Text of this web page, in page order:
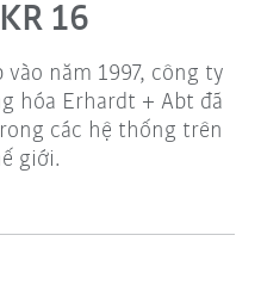
16
năm 1997, công ty
hóa Erhardt + Abt đã
các hệ thống trên
giới.